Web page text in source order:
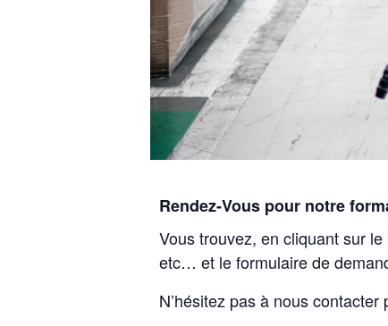
Rendez-Vous pour notre
Vous trouvez, en cliquant sur
etc… et le formulaire de
N’hésitez pas à nous